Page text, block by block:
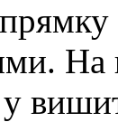
На